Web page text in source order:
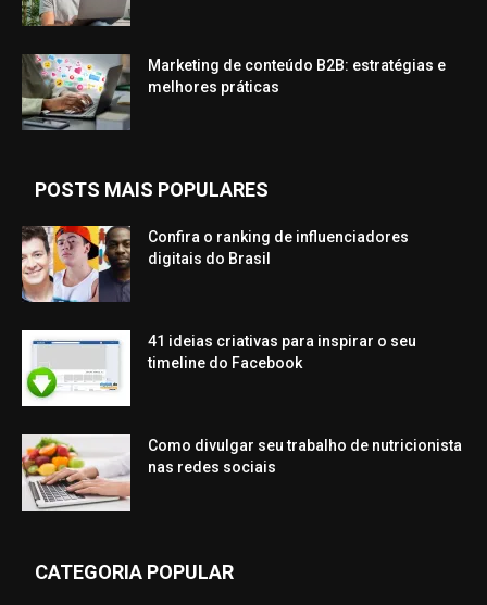
Marketing de conteúdo B2B: estratégias e
melhores práticas
POSTS MAIS POPULARES
Confira o ranking de influenciadores
digitais do Brasil
41 ideias criativas para inspirar o seu
timeline do Facebook
Como divulgar seu trabalho de nutricionista
nas redes sociais
CATEGORIA POPULAR